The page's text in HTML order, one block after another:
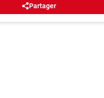
Partager